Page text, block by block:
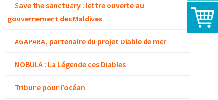
Save the sanctuary : lettre ouverte au
gouvernement des Maldives
AGAPARA, partenaire du projet Diable de mer
MOBULA : La Légende des Diables
Tribune pour l’océan